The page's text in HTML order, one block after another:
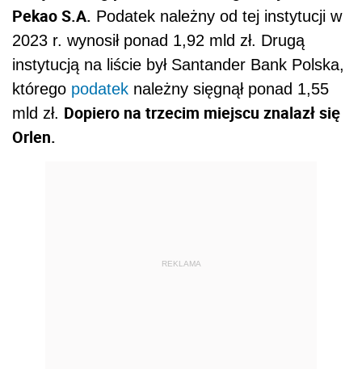
Pekao S.A. Podatek należny od tej instytucji w
2023 r. wynosił ponad 1,92 mld zł. Drugą
instytucją na liście był Santander Bank Polska,
którego podatek należny sięgnął ponad 1,55
mld zł. Dopiero na trzecim miejscu znalazł się
Orlen.
REKLAMA